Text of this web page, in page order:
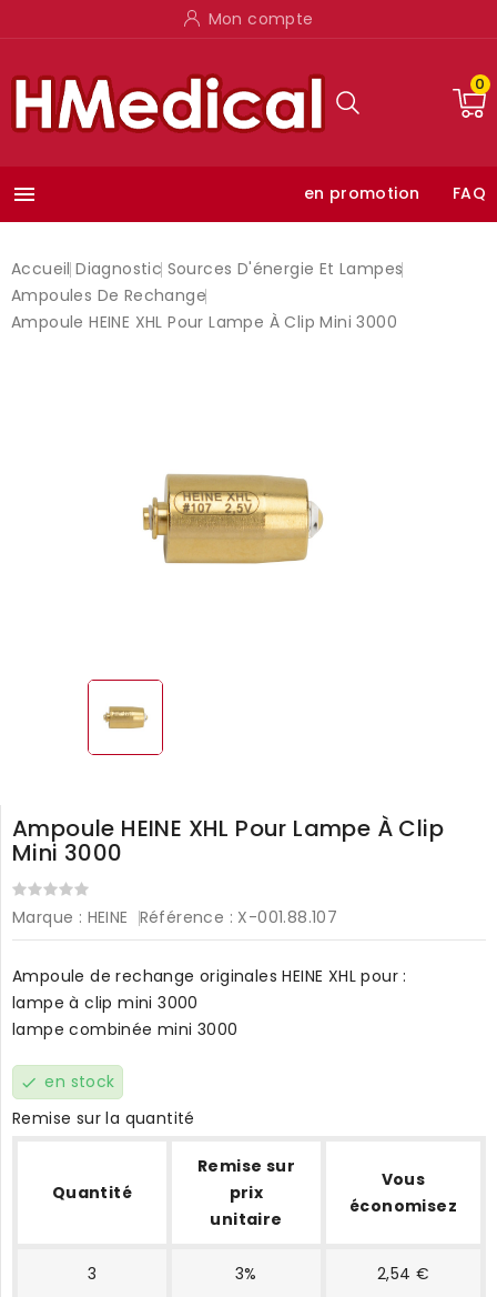
Mon compte
0
 en promotion FAQ
Accueil Diagnostic Sources D'énergie Et Lampes
Ampoules De Rechange
Ampoule HEINE XHL Pour Lampe À Clip Mini 3000
Ampoule HEINE XHL Pour Lampe À Clip
Mini 3000
Marque : HEINE Référence : X-001.88.107
Ampoule de rechange originales HEINE XHL pour :
lampe à clip mini 3000
lampe combinée mini 3000
check en stock
Remise sur la quantité
Quantité
Remise sur
prix
unitaire
Vous
économisez
3 3% 2,54 €